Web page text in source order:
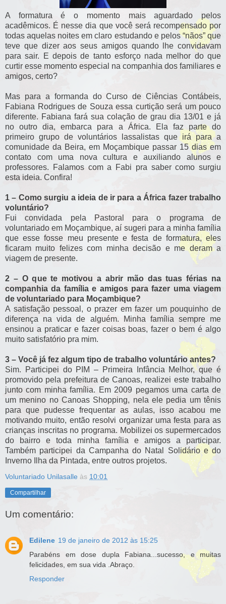
A formatura é o momento mais aguardado pelos
acadêmicos. É nesse dia que você será recompensado por
todas aquelas noites em claro estudando e pelos “nãos” que
teve que dizer aos seus amigos quando lhe convidavam
para sair. E depois de tanto esforço nada melhor do que
curtir esse momento especial na companhia dos familiares e
amigos, certo?
Mas para a formanda do Curso de Ciências Contábeis,
Fabiana Rodrigues de Souza essa curtição será um pouco
diferente. Fabiana fará sua colação de grau dia 13/01 e já
no outro dia, embarca para a África. Ela faz parte do
primeiro grupo de voluntários lassalistas que irá para a
comunidade da Beira, em Moçambique passar 15 dias em
contato com uma nova cultura e auxiliando alunos e
professores. Falamos com a Fabi pra saber como surgiu
esta ideia. Confira!
1 – Como surgiu a ideia de ir para a África fazer trabalho
voluntário?
Fui convidada pela Pastoral para o programa de
voluntariado em Moçambique, aí sugeri para a minha família
que esse fosse meu presente e festa de formatura, eles
ficaram muito felizes com minha decisão e me deram a
viagem de presente.
2 – O que te motivou a abrir mão das tuas férias na
companhia da família e amigos para fazer uma viagem
de voluntariado para Moçambique?
A satisfação pessoal, o prazer em fazer um pouquinho de
diferença na vida de alguém. Minha família sempre me
ensinou a praticar e fazer coisas boas, fazer o bem é algo
muito satisfatório pra mim.
3 – Você já fez algum tipo de trabalho voluntário antes?
Sim. Participei do PIM – Primeira Infância Melhor, que é
promovido pela prefeitura de Canoas, realizei este trabalho
junto com minha família. Em 2009 pegamos uma carta de
um menino no Canoas Shopping, nela ele pedia um tênis
para que pudesse frequentar as aulas, isso acabou me
motivando muito, então resolvi organizar uma festa para as
crianças inscritas no programa. Mobilizei os supermercados
do bairro e toda minha família e amigos a participar.
Também participei da Campanha do Natal Solidário e do
Inverno Ilha da Pintada, entre outros projetos.
Voluntariado Unilasalle às 10:01
Compartilhar
Um comentário:
Edilene 19 de janeiro de 2012 às 15:25
Parabéns em dose dupla Fabiana...sucesso, e muitas
felicidades, em sua vida .Abraço.
Responder